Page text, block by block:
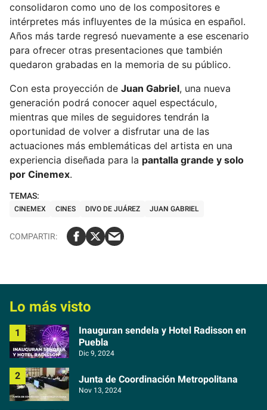
consolidaron como uno de los compositores e
intérpretes más influyentes de la música en español.
Años más tarde regresó nuevamente a ese escenario
para ofrecer otras presentaciones que también
quedaron grabadas en la memoria de su público.
Con esta proyección de Juan Gabriel, una nueva
generación podrá conocer aquel espectáculo,
mientras que miles de seguidores tendrán la
oportunidad de volver a disfrutar una de las
actuaciones más emblemáticas del artista en una
experiencia diseñada para la pantalla grande y solo
por Cinemex.
CINEMEX CINES DIVO DE JUÁREZ JUAN GABRIEL
Lo más visto
Inauguran sendela y Hotel Radisson en
Puebla
Dic 9, 2024
Junta de Coordinación Metropolitana
Nov 13, 2024